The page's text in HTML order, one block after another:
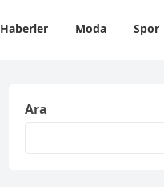
Haberler Moda Spor
Ara